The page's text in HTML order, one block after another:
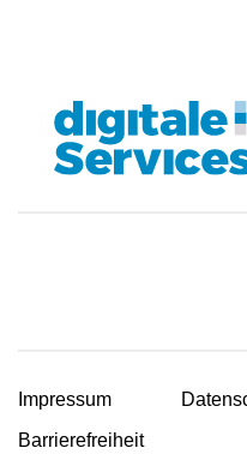
Impressum
Barrierefreiheit